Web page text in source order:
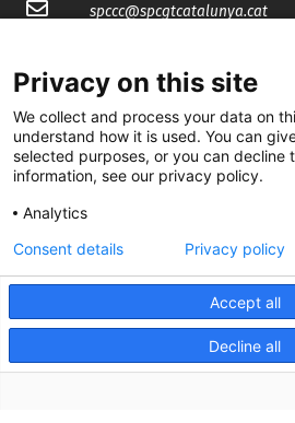
spccc@spcgtcatalunya.cat
@CGTCatalunya
cgtcatalunya
CGTCatalunya
cgtcatalunya
Desenvolupat per
Privacy on this site
We collect and process your data on
understand how it is used. You can
selected purposes, or you can decline
information, see our privacy policy.
Analytics
Accept all
Decline all
Consent details Privacy policy